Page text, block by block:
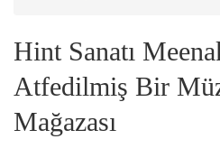
Hint Sanatı
Atfedilmiş Bir
Mağazası